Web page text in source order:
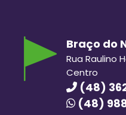
Braço do
Rua Raulino
Centro
(48)
(48)